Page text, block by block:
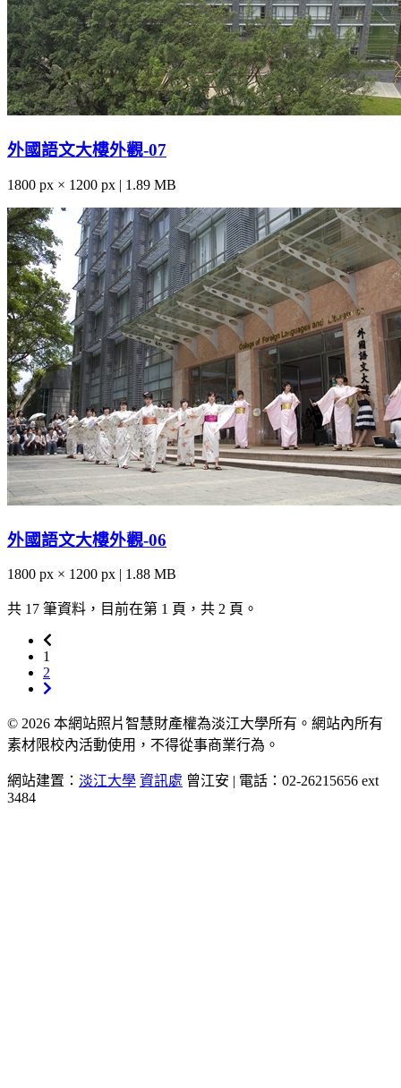
外國語文大樓外觀-07
1800 px × 1200 px | 1.89 MB
外國語文大樓外觀-06
1800 px × 1200 px | 1.88 MB
共 17 筆資料，目前在第 1 頁，共 2 頁。
1
2
© 2026 本網站照片智慧財產權為淡江大學所有。網站內所有
素材限校內活動使用，不得從事商業行為。
網站建置： 淡江大學 資訊處 曾江安 | 電話：02-26215656 ext
3484